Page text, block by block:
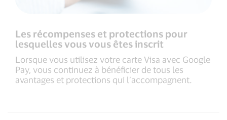
Les récompenses et protections pour
lesquelles vous vous êtes inscrit
Lorsque vous utilisez votre carte Visa avec Google
Pay, vous continuez à bénéficier de tous les
avantages et protections qui l’accompagnent.